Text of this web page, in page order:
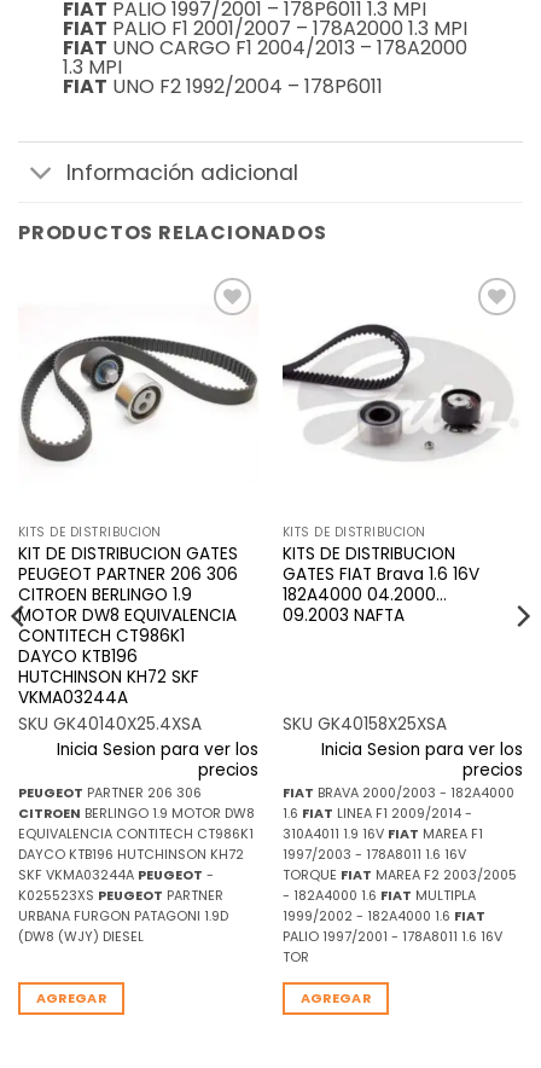
FIAT PALIO 1997/2001 – 178P6011 1.3 MPI
FIAT PALIO F1 2001/2007 – 178A2000 1.3 MPI
FIAT UNO CARGO F1 2004/2013 – 178A2000
1.3 MPI
FIAT UNO F2 1992/2004 – 178P6011
Información adicional
PRODUCTOS RELACIONADOS
a la
lista de
deseos
KITS DE DISTRIBUCION
KIT DE DISTRIBUCION GATES
PEUGEOT PARTNER 206 306
CITROEN BERLINGO 1.9
MOTOR DW8 EQUIVALENCIA
CONTITECH CT986K1
DAYCO KTB196
HUTCHINSON KH72 SKF
VKMA03244A
SKU GK40140X25.4XSA
Inicia Sesion para ver los
precios
PEUGEOT PARTNER 206 306
CITROEN BERLINGO 1.9 MOTOR DW8
EQUIVALENCIA CONTITECH CT986K1
DAYCO KTB196 HUTCHINSON KH72
SKF VKMA03244A PEUGEOT -
K025523XS PEUGEOT PARTNER
URBANA FURGON PATAGONI 1.9D
(DW8 (WJY) DIESEL
AGREGAR
a la
lista de
deseos
KITS DE DISTRIBUCION
KITS DE DISTRIBUCION
GATES FIAT Brava 1.6 16V
182A4000 04.2000…
09.2003 NAFTA
SKU GK40158X25XSA
Inicia Sesion para ver los
precios
FIAT BRAVA 2000/2003 - 182A4000
1.6 FIAT LINEA F1 2009/2014 -
310A4011 1.9 16V FIAT MAREA F1
1997/2003 - 178A8011 1.6 16V
TORQUE FIAT MAREA F2 2003/2005
- 182A4000 1.6 FIAT MULTIPLA
1999/2002 - 182A4000 1.6 FIAT
PALIO 1997/2001 - 178A8011 1.6 16V
TOR
AGREGAR